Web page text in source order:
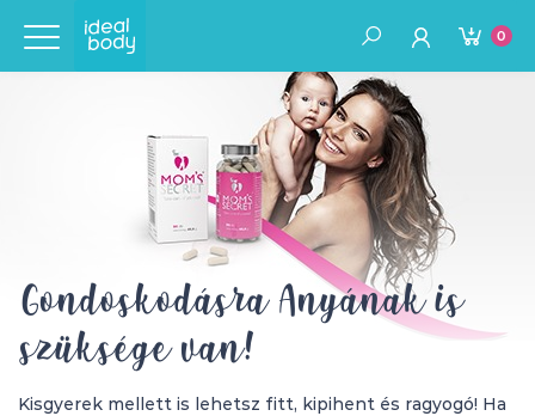
0
Gondoskodásra Anyának is
szüksége van!
Kisgyerek mellett is lehetsz fitt, kipihent és ragyogó! Ha